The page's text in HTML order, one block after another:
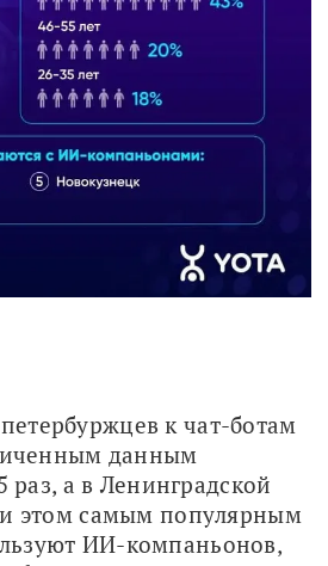
к чат-ботам
данным
раз, а в Ленинградской
этом самым популярным
ИИ-компаньонов,